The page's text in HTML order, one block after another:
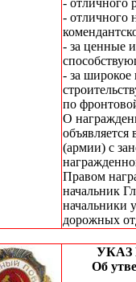
- отличного
- отличного
- за ценные
- за широкое
по
О
(армии) с
Правом
начальник
начальники
дорожных
УКАЗ
Об